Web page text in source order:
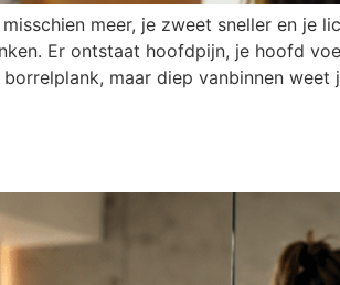
meer, je zweet sneller en je
Er ontstaat hoofdpijn, je hoofd
maar diep vanbinnen weet